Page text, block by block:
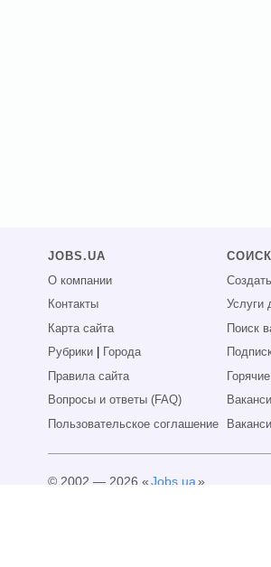
JOBS.UA
О компании
Контакты
Карта сайта
Рубрики
Города
Правила сайта
Вопросы и ответы (FAQ)
Пользовательское соглашение
Услуги
Поиск
© 2002 — 2026 «Jobs.ua»